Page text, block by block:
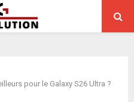
pour le Galaxy S26 Ultra ?